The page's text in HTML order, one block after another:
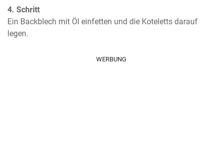
4. Schritt
Ein Backblech mit Öl einfetten und die Koteletts darauf
legen.
WERBUNG